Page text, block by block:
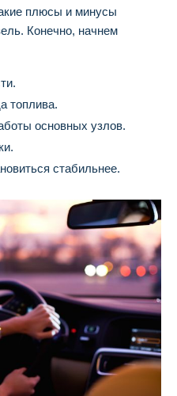
плюсы и минусы
Конечно, начнем
топлива.
основных узлов.
стабильнее.